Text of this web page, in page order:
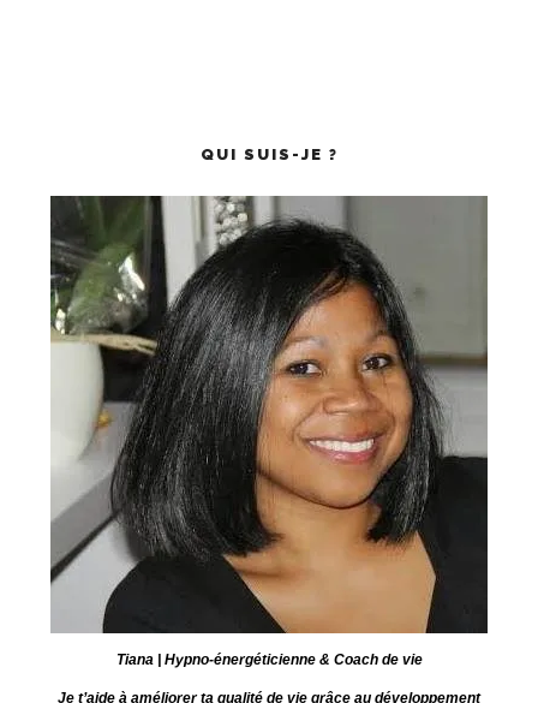
Tiana | Hypno-énergéticienne & Coach de vie